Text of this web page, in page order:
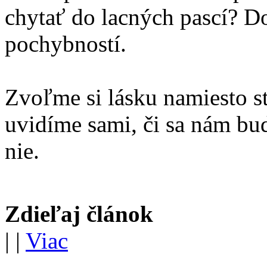
chytať do lacných pascí?
pochybností.
Zvoľme si lásku namiesto
uvidíme sami, či sa nám
nie.
Zdieľaj článok
| | Viac